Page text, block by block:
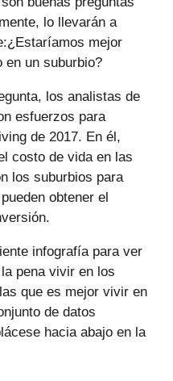
lo llevarán a
mejor
en un suburbio?
los analistas de
esfuerzos para
de 2017. En él,
costo de vida en las
los suburbios para
obtener el
infografía para ver
pena vivir en los
que es mejor vivir en
de datos
hacia abajo en la